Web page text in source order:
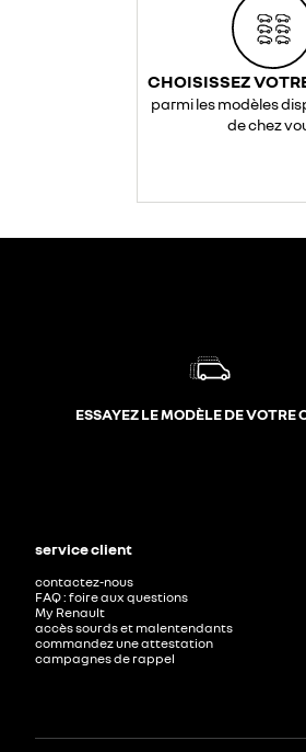
CHOISISSEZ
parmi les modèles
de chez
ESSAYEZ LE MODÈLE DE VOTRE
service client
contactez-nous
FAQ : foire aux questions
My Renault
accès sourds et malentendants
commandez une attestation
campagnes de rappel